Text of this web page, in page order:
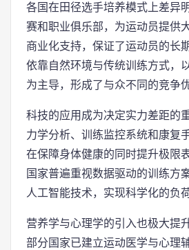
各国在田径选手培养模式上差异
赛和职业俱乐部，为运动员提供
商业化支持，保证了运动员的长
依靠自然环境与传统训练方式，
为主导，形成了与众不同的竞争优
科技的应用成为决定实力差距的
力学分析、训练监控系统和康复
在保障身体健康的同时提升极限
国家普遍重视数据驱动的训练方
人工智能技术，实现科学化的负
营养学与心理学的引入也极大提
部分国家已建立运动医学与心理